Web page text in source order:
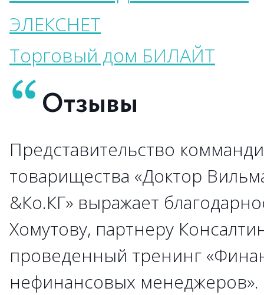
ЭЛЕКСНЕТ
Торговый дом БИЛАЙТ
Отзывы
Представительство
товарищества «Доктор
&Ко.КГ» выражает
Хомутову, партнеру
проведенный тренинг
нефинансовых
→
→
→
→
→
→
→
→
→
→
→
→
→
→
→
→
→
→
→
→
→
→
→
→
→
→
→
→
→